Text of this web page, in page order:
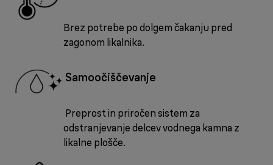
Brez potrebe po dolgem čakanju pred
zagonom likalnika.
Samoočiščevanje
Preprost in priročen sistem za
odstranjevanje delcev vodnega kamna z
likalne plošče.